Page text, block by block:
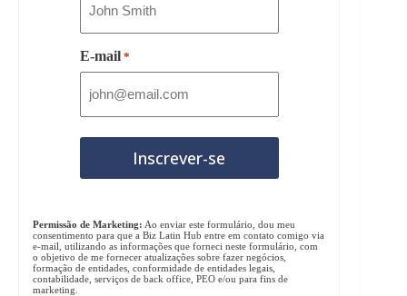
E-mail *
Permissão de Marketing: Ao enviar este formulário, dou meu
consentimento para que a Biz Latin Hub entre em contato comigo via
e-mail, utilizando as informações que forneci neste formulário, com
o objetivo de me fornecer atualizações sobre fazer negócios,
formação de entidades, conformidade de entidades legais,
contabilidade, serviços de back office, PEO e/ou para fins de
marketing.